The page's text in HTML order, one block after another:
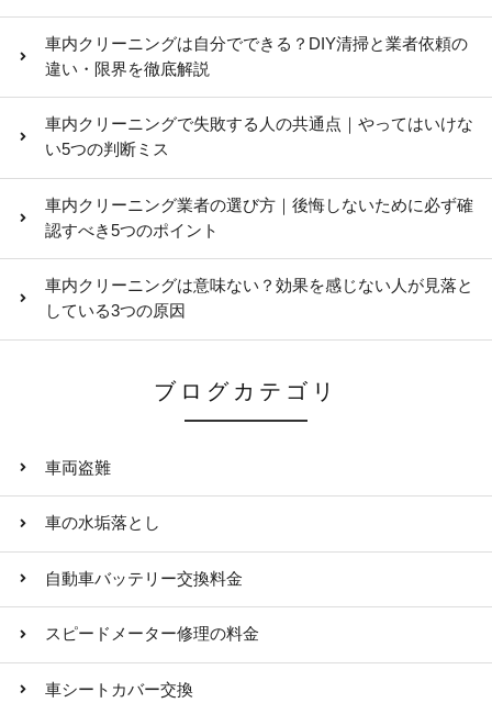
車内クリーニングは自分でできる？DIY清掃と業者依頼の
違い・限界を徹底解説
車内クリーニングで失敗する人の共通点｜やってはいけな
い5つの判断ミス
車内クリーニング業者の選び方｜後悔しないために必ず確
認すべき5つのポイント
車内クリーニングは意味ない？効果を感じない人が見落と
している3つの原因
ブログカテゴリ
車両盗難
車の水垢落とし
自動車バッテリー交換料金
スピードメーター修理の料金
車シートカバー交換